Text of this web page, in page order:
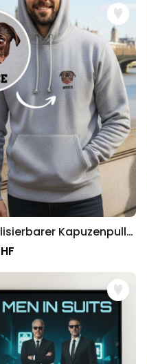
mit Logo
über 71.100 mal
Text und
mal
gekauft
mit
über 300
gekauft
Personalisierbarer Kapuzenpullover mit deinem Haustier als Comic